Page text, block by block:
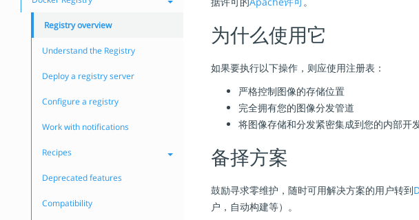
为什么使用它
如果要执行以下操作，则应使用注册表：
严格控制图像的存储位置
完全拥有您的图像分发管道
将图像存储和分发紧密集成到您的内部开
备择方案
鼓励寻求零维护，随时可用解决方案的用户转到
户，自动构建等）。
Registry overview
Understand the Registry
Deploy a registry server
Configure a registry
Work with notifications
Recipes
Deprecated features
Compatibility